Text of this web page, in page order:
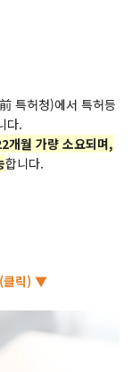
특허청)에서 특허등
다.
개월 가량 소요되며,
합니다.
클릭) ▼